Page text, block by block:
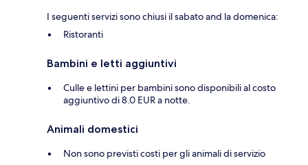
I seguenti servizi sono chiusi il sabato and la domenica:
Ristoranti
Bambini e letti aggiuntivi
Culle e lettini per bambini sono disponibili al costo
aggiuntivo di 8.0 EUR a notte.
Animali domestici
Non sono previsti costi per gli animali di servizio